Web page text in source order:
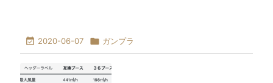
 2020-06-07  ガンプラ